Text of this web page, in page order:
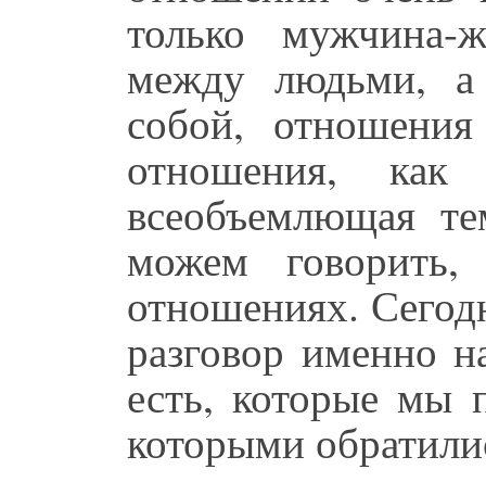
только
между людьми,
собой,
отношения,
всеобъемлющая
можем
отношениях.
разговор именно
есть, которые мы
которыми